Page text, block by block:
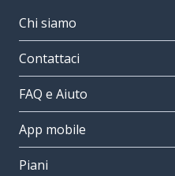
Chi siamo
Contattaci
FAQ e Aiuto
App mobile
Piani